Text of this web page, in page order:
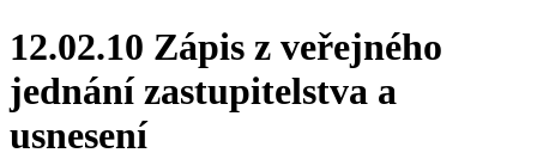
12.02.10 Zápis z veřejného
jednání zastupitelstva a
usnesení